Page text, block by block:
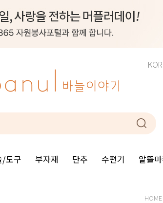
KOR
/도구 부자재 단추 수편기 알뜰
HOME